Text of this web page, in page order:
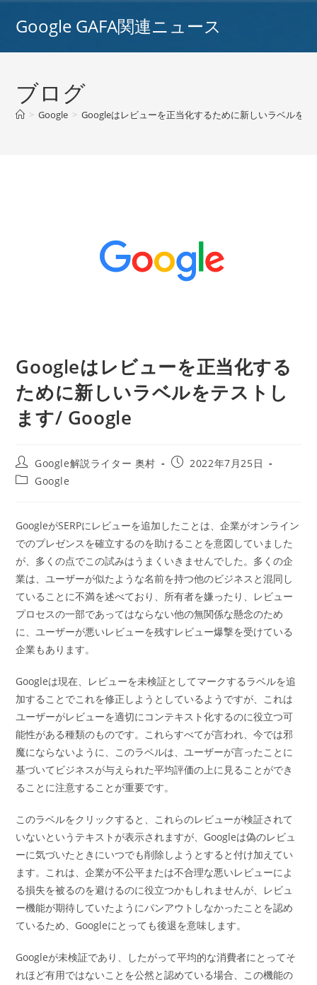
Google GAFA関連ニュース
ブログ
> Google > Googleはレビューを正当化するために新しいラベルを
Googleはレビューを正当化する
ために新しいラベルをテストし
ます/ Google
投
稿
者:
Google解説ライター 奥村
投
2022年7月25日
投
テ
ゴ
リ
ー:
Google
GoogleがSERPにレビューを追加したことは、企業がオンライン
でのプレゼンスを確立するのを助けることを意図していました
が、多くの点でこの試みはうまくいきませんでした。多くの企
業は、ユーザーが似たような名前を持つ他のビジネスと混同し
ていることに不満を述べており、所有者を嫌ったり、レビュー
プロセスの一部であってはならない他の無関係な懸念のため
に、ユーザーが悪いレビューを残すレビュー爆撃を受けている
企業もあります。
Googleは現在、レビューを未検証としてマークするラベルを追
加することでこれを修正しようとしているようですが、これは
ユーザーがレビューを適切にコンテキスト化するのに役立つ可
能性がある種類のものです。これらすべてが言われ、今では邪
魔にならないように、このラベルは、ユーザーが言ったことに
基づいてビジネスが与えられた平均評価の上に見ることができ
ることに注意することが重要です。
このラベルをクリックすると、これらのレビューが検証されて
いないというテキストが表示されますが、Googleは偽のレビュ
ーに気づいたときにいつでも削除しようとすると付け加えてい
ます。これは、企業が不公平または不合理な悪いレビューによ
る損失を被るのを避けるのに役立つかもしれませんが、レビュ
ー機能が期待していたようにパンアウトしなかったことを認め
ているため、Googleにとっても後退を意味します。
Googleが未検証であり、したがって平均的な消費者にとってそ
れほど有用ではないことを公然と認めている場合、この機能の